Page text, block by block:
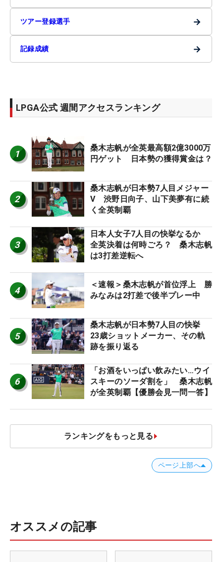
ツアー登録選手 →
記録成績 →
LPGA公式 週間アクセスランキング
1
桑木志帆が全英最高額2億3000万
円ゲット 日本勢の獲得賞金は？
2
桑木志帆が日本勢7人目メジャー
V 渋野日向子、山下美夢有に続
く全英制覇
3
日本人女子7人目の快挙なるか
全英決着は何時ごろ？ 桑木志帆
は3打差逆転へ
4
＜速報＞桑木志帆が首位浮上 勝
みなみは2打差で後半プレー中
5
桑木志帆が日本勢7人目の快挙
23歳ショットメーカー、その軌
跡を振り返る
6
「お酒をいっぱい飲みたい…ウイ
スキーのソーダ割を」 桑木志帆
が全英制覇【優勝会見一問一答】
ランキングをもっと見る
ページ上部へ
オススメの記事